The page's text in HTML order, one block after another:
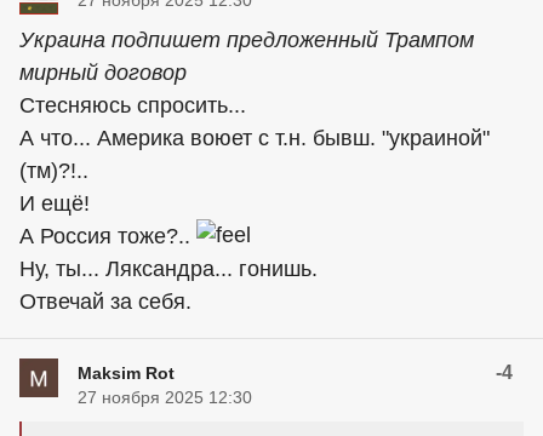
Украина подпишет предложенный Трампом
мирный договор
Стесняюсь спросить...
А что... Америка воюет с т.н. бывш. "украиной"
(тм)?!..
И ещё!
А Россия тоже?..
Ну, ты... Ляксандра... гонишь.
Отвечай за себя.
Maksim Rot -4
27 ноября 2025 12:30